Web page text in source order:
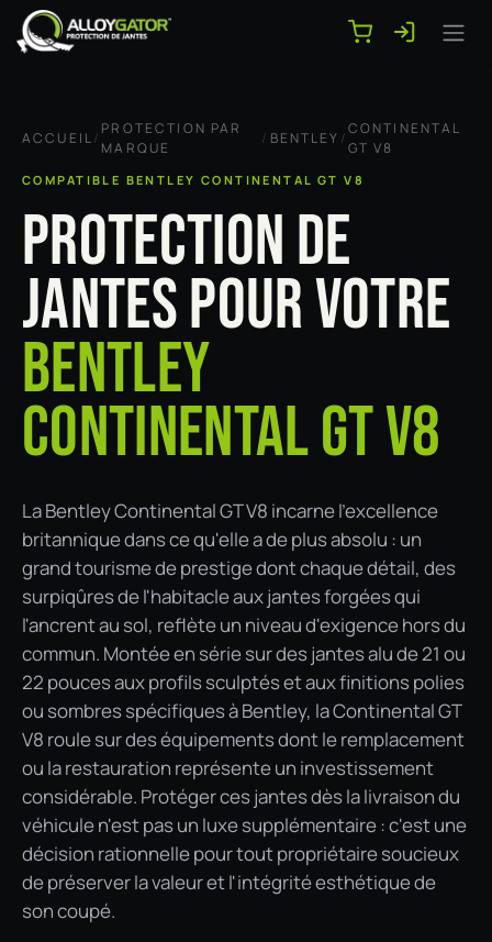
Se rendre au contenu
ACCUEIL/
PROTECTION PAR
MARQUE
/ BENTLEY /
CONTINENTAL
GT V8
COMPATIBLE BENTLEY CONTINENTAL GT V8
PROTECTION DE
JANTES POUR VOTRE
BENTLEY
CONTINENTAL GT V8
La Bentley Continental GT V8 incarne l'excellence
britannique dans ce qu'elle a de plus absolu : un
grand tourisme de prestige dont chaque détail, des
surpiqûres de l'habitacle aux jantes forgées qui
l'ancrent au sol, reflète un niveau d'exigence hors du
commun. Montée en série sur des jantes alu de 21 ou
22 pouces aux profils sculptés et aux finitions polies
ou sombres spécifiques à Bentley, la Continental GT
V8 roule sur des équipements dont le remplacement
ou la restauration représente un investissement
considérable. Protéger ces jantes dès la livraison du
véhicule n'est pas un luxe supplémentaire : c'est une
décision rationnelle pour tout propriétaire soucieux
de préserver la valeur et l'intégrité esthétique de
son coupé.